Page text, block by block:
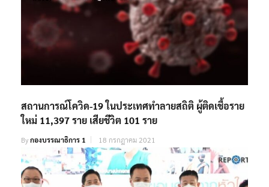
สถานการณ์โควิด-19 ในประเทศทำลายสถิติ ผู้ติดเชื้อราย
ใหม่ 11,397 ราย เสียชีวิต 101 ราย
Byกองบรรณาธิการ 1 18 กรกฎาคม 2021